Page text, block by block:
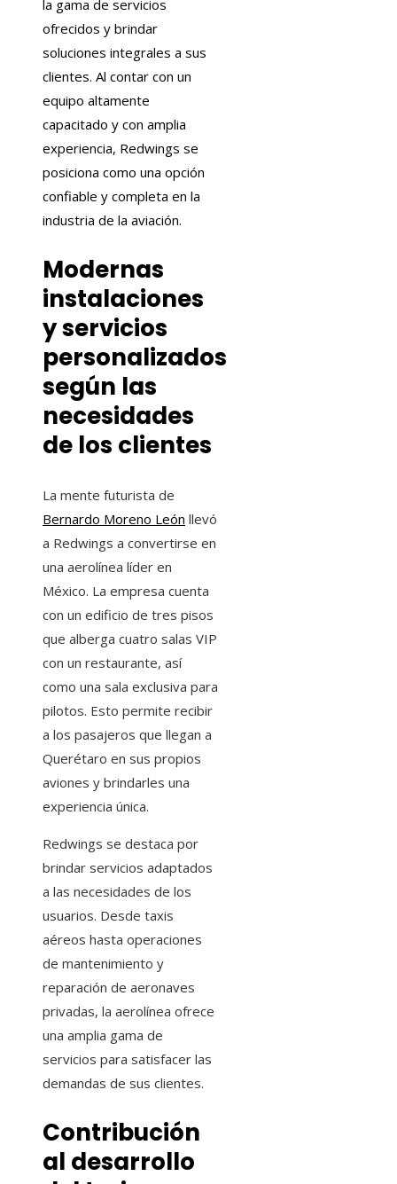
la gama de servicios
ofrecidos y brindar
soluciones integrales a sus
clientes. Al contar con un
equipo altamente
capacitado y con amplia
experiencia, Redwings se
posiciona como una opción
confiable y completa en la
industria de la aviación.
Modernas
instalaciones
y servicios
personalizados
según las
necesidades
de los clientes
La mente futurista de
Bernardo Moreno León llevó
a Redwings a convertirse en
una aerolínea líder en
México. La empresa cuenta
con un edificio de tres pisos
que alberga cuatro salas VIP
con un restaurante, así
como una sala exclusiva para
pilotos. Esto permite recibir
a los pasajeros que llegan a
Querétaro en sus propios
aviones y brindarles una
experiencia única.
Redwings se destaca por
brindar servicios adaptados
a las necesidades de los
usuarios. Desde taxis
aéreos hasta operaciones
de mantenimiento y
reparación de aeronaves
privadas, la aerolínea ofrece
una amplia gama de
servicios para satisfacer las
demandas de sus clientes.
Contribución
al desarrollo